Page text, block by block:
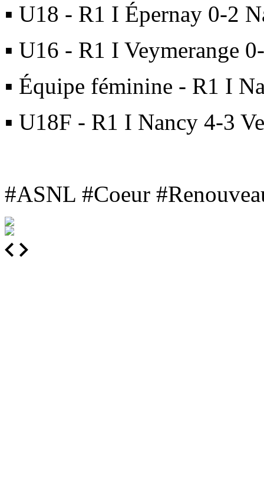
▪ U18 - R1 I Épernay 0-2
▪ U16 - R1 I Veymerange
▪ Équipe féminine - R1 I
▪ U18F - R1 I Nancy 4-3
#ASNL #Coeur